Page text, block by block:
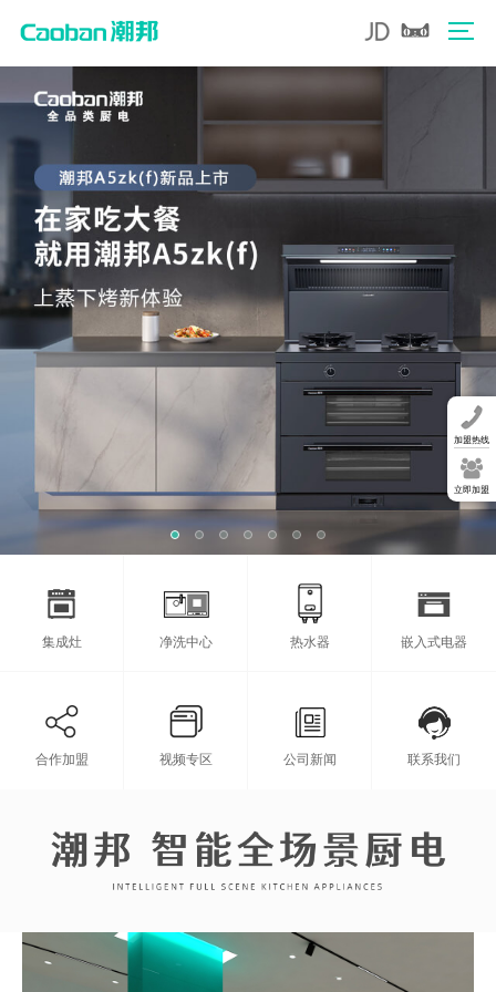
集成灶 净洗中心 热水器 嵌入式电器
合作加盟 视频专区 公司新闻 联系我们
加盟热线
立即加盟